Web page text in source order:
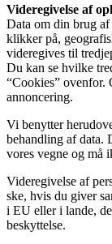
Videregivelse af
Data om din brug
klikker på,
videregives til
Du kan se hvilke
“Cookies” ovenfor.
annoncering.
Vi benytter
behandling af data.
vores vegne og må
Videregivelse af
ske, hvis du giver
i EU eller i lande,
beskyttelse.